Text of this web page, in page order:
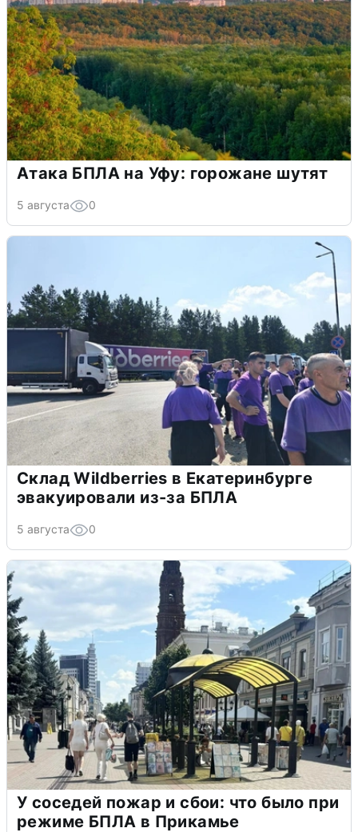
Атака БПЛА на Уфу: горожане шутят
5 августа 0
Склад Wildberries в Екатеринбурге
эвакуировали из-за БПЛА
5 августа 0
У соседей пожар и сбои: что было при
режиме БПЛА в Прикамье